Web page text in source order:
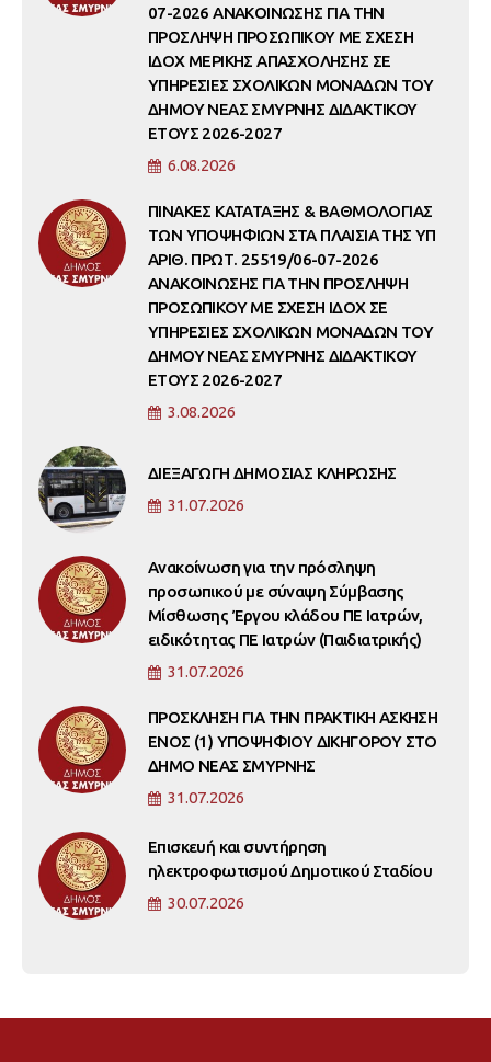
07-2026 ΑΝΑΚΟΙΝΩΣΗΣ ΓΙΑ ΤΗΝ
ΠΡΟΣΛΗΨΗ ΠΡΟΣΩΠΙΚΟΥ ΜΕ ΣΧΕΣΗ
ΙΔΟΧ ΜΕΡΙΚΗΣ ΑΠΑΣΧΟΛΗΣΗΣ ΣΕ
ΥΠΗΡΕΣΙΕΣ ΣΧΟΛΙΚΩΝ ΜΟΝΑΔΩΝ ΤΟΥ
ΔΗΜΟΥ ΝΕΑΣ ΣΜΥΡΝΗΣ ΔΙΔΑΚΤΙΚΟΥ
ΕΤΟΥΣ 2026-2027
6.08.2026
ΠΙΝΑΚΕΣ ΚΑΤΑΤΑΞΗΣ & ΒΑΘΜΟΛΟΓΙΑΣ
ΤΩΝ ΥΠΟΨΗΦΙΩΝ ΣΤΑ ΠΛΑΙΣΙΑ ΤΗΣ ΥΠ
ΑΡΙΘ. ΠΡΩΤ. 25519/06-07-2026
ΑΝΑΚΟΙΝΩΣΗΣ ΓΙΑ ΤΗΝ ΠΡΟΣΛΗΨΗ
ΠΡΟΣΩΠΙΚΟΥ ΜΕ ΣΧΕΣΗ ΙΔΟΧ ΣΕ
ΥΠΗΡΕΣΙΕΣ ΣΧΟΛΙΚΩΝ ΜΟΝΑΔΩΝ ΤΟΥ
ΔΗΜΟΥ ΝΕΑΣ ΣΜΥΡΝΗΣ ΔΙΔΑΚΤΙΚΟΥ
ΕΤΟΥΣ 2026-2027
3.08.2026
ΔΙΕΞΑΓΩΓΗ ΔΗΜΟΣΙΑΣ ΚΛΗΡΩΣΗΣ
31.07.2026
Ανακοίνωση για την πρόσληψη
προσωπικού με σύναψη Σύμβασης
Μίσθωσης Έργου κλάδου ΠΕ Ιατρών,
ειδικότητας ΠΕ Ιατρών (Παιδιατρικής)
31.07.2026
ΠΡΟΣΚΛΗΣΗ ΓΙΑ ΤΗΝ ΠΡΑΚΤΙΚΗ ΑΣΚΗΣΗ
ΕΝΟΣ (1) ΥΠΟΨΗΦΙΟΥ ΔΙΚΗΓΟΡΟΥ ΣΤΟ
ΔΗΜΟ ΝΕΑΣ ΣΜΥΡΝΗΣ
31.07.2026
Επισκευή και συντήρηση
ηλεκτροφωτισμού Δημοτικού Σταδίου
30.07.2026